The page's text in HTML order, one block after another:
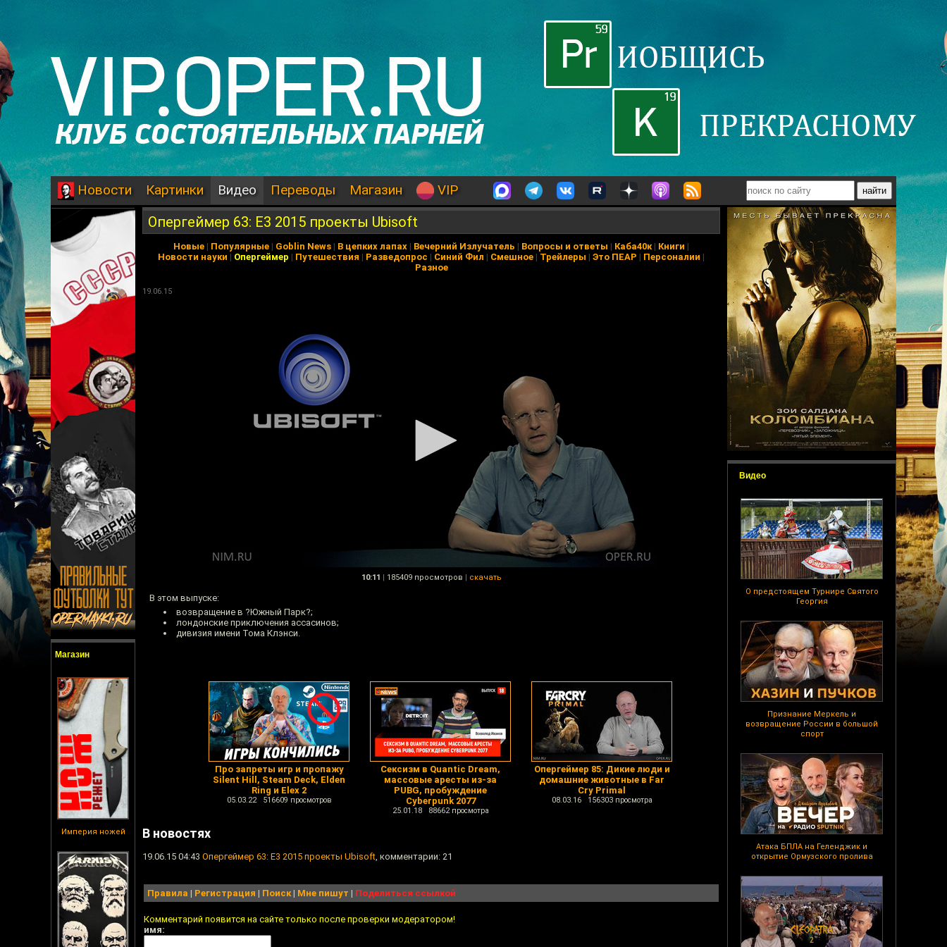
Новости Картинки Видео Переводы Магазин VIP
Магазин
Империя ножей
Видео
О предстоящем Турнире Святого
Георгия
Признание Меркель и
возвращение России в большой
спорт
Атака БПЛА на Геленджик и
открытие Ормузского пролива
Опергеймер 63: Е3 2015 проекты Ubisoft
Новые | Популярные | Goblin News | В цепких лапах | Вечерний Излучатель | Вопросы и ответы | Каба40к| Книги |
Новости науки | Опергеймер | Путешествия | Разведопрос | Синий Фил | Смешное | Трейлеры | Это ПЕАР | Персоналии |
Разное
19.06.15
10:11 | 185409 просмотров | скачать
В этом выпуске:
возвращение в ?Южный Парк?;
лондонские приключения ассасинов;
дивизия имени Тома Клэнси.
Про запреты игр и пропажу
Silent Hill, Steam Deck, Elden
Ring и Elex 2
05.03.22 516609 просмотров
Сексизм в Quantic Dream,
массовые аресты из-за
PUBG, пробуждение
Cyberpunk 2077
25.01.18 88662 просмотра
Опергеймер 85: Дикие люди и
домашние животные в Far
Cry Primal
08.03.16 156303 просмотра
В новостях
19.06.15 04:43 Опергеймер 63: Е3 2015 проекты Ubisoft, комментарии: 21
Правила | Регистрация | Поиск| Мне пишут | Поделиться ссылкой
Комментарий появится на сайте только после проверки модератором!
имя: